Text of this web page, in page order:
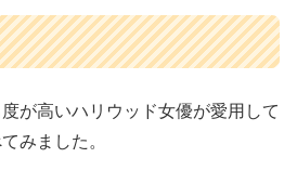
が高いハリウッド女優が愛用して
みました。